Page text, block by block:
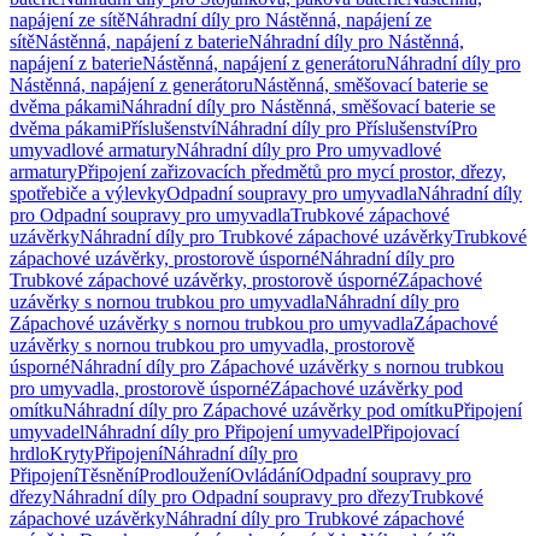
napájení ze sítěNáhradní díly pro Nástěnná, napájení ze
sítěNástěnná, napájení z baterieNáhradní díly pro Nástěnná,
napájení z baterieNástěnná, napájení z generátoruNáhradní díly pro
Nástěnná, napájení z generátoruNástěnná, směšovací baterie se
dvěma pákamiNáhradní díly pro Nástěnná, směšovací baterie se
dvěma pákamiPříslušenstvíNáhradní díly pro PříslušenstvíPro
umyvadlové armaturyNáhradní díly pro Pro umyvadlové
armaturyPřipojení zařizovacích předmětů pro mycí prostor, dřezy,
spotřebiče a výlevkyOdpadní soupravy pro umyvadlaNáhradní díly
pro Odpadní soupravy pro umyvadlaTrubkové zápachové
uzávěrkyNáhradní díly pro Trubkové zápachové uzávěrkyTrubkové
zápachové uzávěrky, prostorově úspornéNáhradní díly pro
Trubkové zápachové uzávěrky, prostorově úspornéZápachové
uzávěrky s nornou trubkou pro umyvadlaNáhradní díly pro
Zápachové uzávěrky s nornou trubkou pro umyvadlaZápachové
uzávěrky s nornou trubkou pro umyvadla, prostorově
úspornéNáhradní díly pro Zápachové uzávěrky s nornou trubkou
pro umyvadla, prostorově úspornéZápachové uzávěrky pod
omítkuNáhradní díly pro Zápachové uzávěrky pod omítkuPřipojení
umyvadelNáhradní díly pro Připojení umyvadelPřipojovací
hrdloKrytyPřipojeníNáhradní díly pro
PřipojeníTěsněníProdlouženíOvládáníOdpadní soupravy pro
dřezyNáhradní díly pro Odpadní soupravy pro dřezyTrubkové
zápachové uzávěrkyNáhradní díly pro Trubkové zápachové